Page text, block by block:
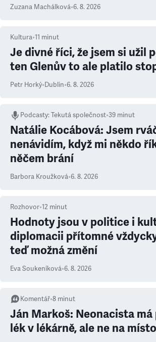
Zuzana Machálková•6. 8. 2026
Kultura•11 minut
Je divné říci, že jsem si užil
ten Glenův to ale platilo
Petr Horký•Dublin•6. 8. 2026
Podcasty:Tekutá společnost•39 minut
Natálie Kocábová: Jsem
nenávidím, když mi někdo
něčem brání
Barbora Kroužková•6. 8. 2026
Rozhovor•12 minut
Hodnoty jsou v politice i
diplomacii přítomné
teď možná změní
Eva Soukeníková•6. 8. 2026
Komentář•8 minut
Ján Markoš: Neonacista má
lék v lékárně, ale ne na